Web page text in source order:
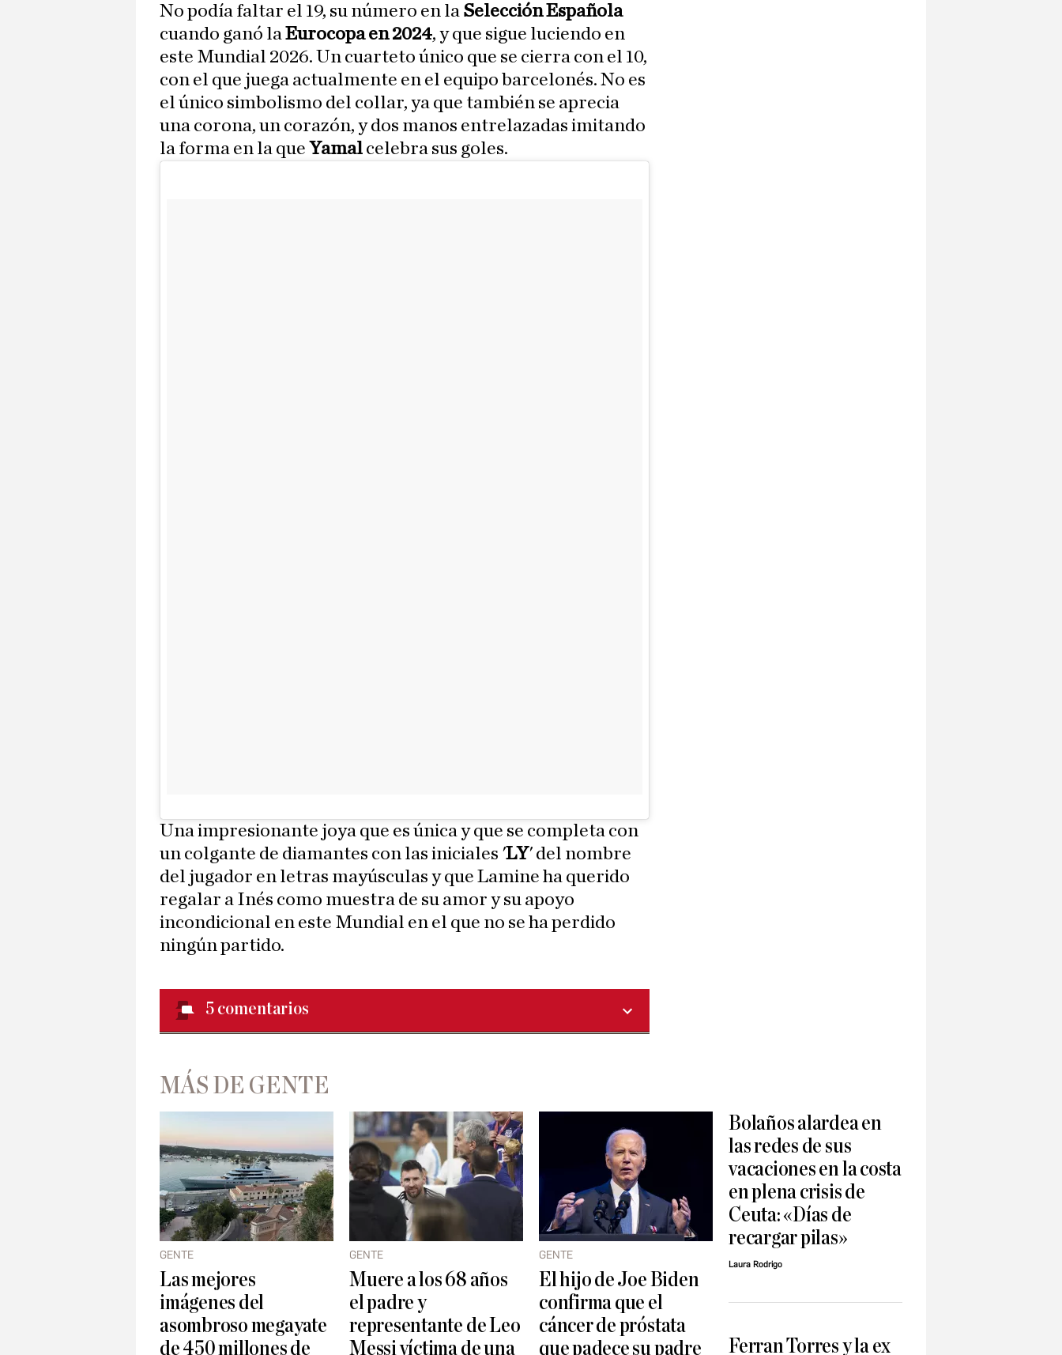
No podía faltar el 19, su número en la Selección Española
cuando ganó laEurocopa en 2024, y que sigue luciendo en
este Mundial 2026. Un cuarteto único que se cierra con el 10,
con el que juega actualmente en el equipo barcelonés. No es
el único simbolismo del collar, ya que también se aprecia
una corona, un corazón, y dos manos entrelazadas imitando
la forma en la que Yamal celebra sus goles.
Una impresionante joya que es única y que se completa con
un colgante de diamantes con las iniciales 'LY' del nombre
del jugador en letras mayúsculas y que Lamine ha querido
regalar a Inés como muestra de su amor y su apoyo
incondicional en este Mundial en el que no se ha perdido
ningún partido.
5 comentarios
MÁS DE GENTE
GENTE
Las mejores
imágenes del
asombroso megayate
de 450 millones de
GENTE
Muere a los 68 años
el padre y
representante de Leo
Messi víctima de una
GENTE
El hijo de Joe Biden
confirma que el
cáncer de próstata
que padece su padre
Bolaños alardea en
las redes de sus
vacaciones en la costa
en plena crisis de
Ceuta: «Días de
recargar pilas»
Laura Rodrigo
Ferran Torres y la ex